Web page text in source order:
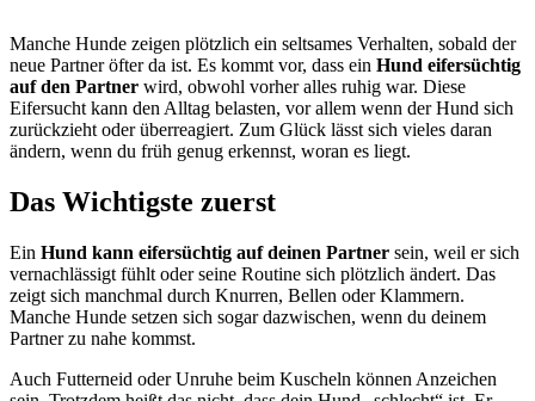
Manche Hunde zeigen plötzlich ein seltsames Verhalten, sobald der
neue Partner öfter da ist. Es kommt vor, dass ein Hund eifersüchtig
auf den Partner wird, obwohl vorher alles ruhig war. Diese
Eifersucht kann den Alltag belasten, vor allem wenn der Hund sich
zurückzieht oder überreagiert. Zum Glück lässt sich vieles daran
ändern, wenn du früh genug erkennst, woran es liegt.
Das Wichtigste zuerst
Ein Hund kann eifersüchtig auf deinen Partner sein, weil er sich
vernachlässigt fühlt oder seine Routine sich plötzlich ändert. Das
zeigt sich manchmal durch Knurren, Bellen oder Klammern.
Manche Hunde setzen sich sogar dazwischen, wenn du deinem
Partner zu nahe kommst.
Auch Futterneid oder Unruhe beim Kuscheln können Anzeichen